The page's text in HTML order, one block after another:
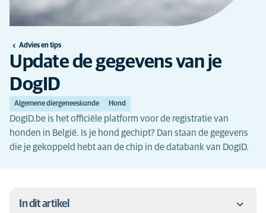
Advies en tips
Update de gegevens van je
DogID
Algemene diergeneeskunde Hond
DogID.be is het officiële platform voor de registratie van
honden in België. Is je hond gechipt? Dan staan de gegevens
die je gekoppeld hebt aan de chip in de databank van DogID.
In dit artikel